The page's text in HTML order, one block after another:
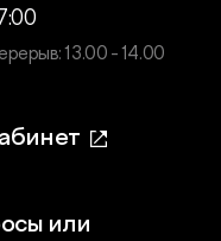
13.00 - 14.00
или